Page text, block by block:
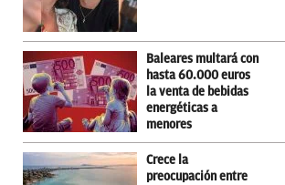
Baleares multará con
hasta 60.000 euros
la venta de bebidas
energéticas a
menores
Crece la
preocupación entre